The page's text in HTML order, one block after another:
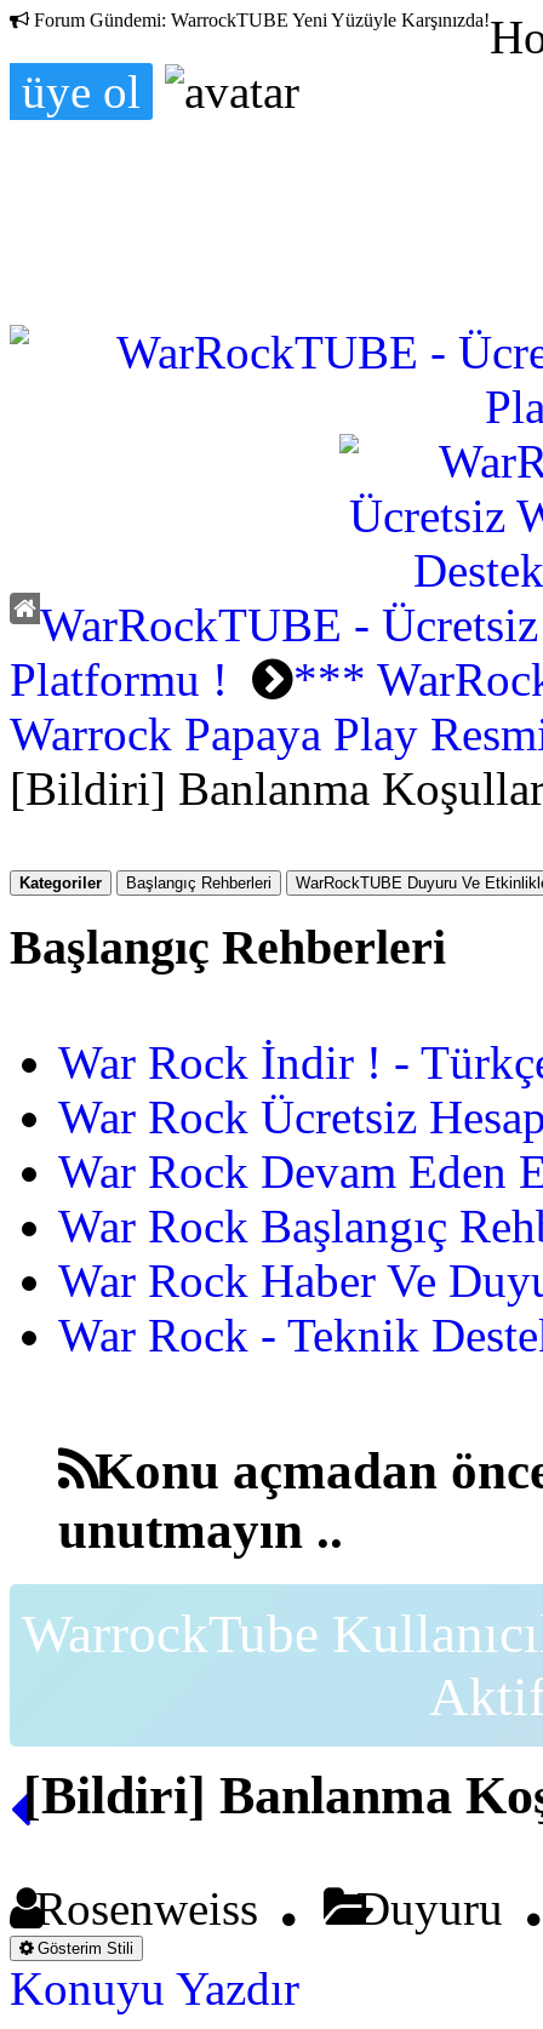
Forum Gündemi: WarrockTUBE Yeni Yüzüyle Karşınızda!
üye ol
WarRockTUBE -
Platformu !
***
Warrock Papaya Play
[Bildiri] Banlanma
Kategoriler Başlangıç Rehberleri WarRockTUBE Duyuru Ve
Başlangıç Rehberleri
War Rock İndir ! -
War Rock Ücretsiz
War Rock Devam Eden
War Rock Başlangıç
War Rock Haber Ve
War Rock - Teknik
Konu açmadan
unutmayın ..
WarrockTube
[Bildiri] Banlanma
Rosenweiss Duyuru
Gösterim Stili
Konuyu Yazdır